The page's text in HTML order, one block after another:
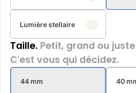
Lumière stellaire
Taille. Petit, grand ou
C'est vous qui décidez.
44 mm 40